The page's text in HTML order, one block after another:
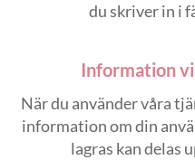
du skriver in i
Information
När du använder våra
information om din
lagras kan delas